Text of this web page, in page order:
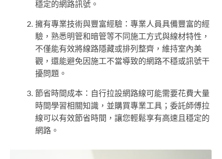
穩定的網路訊號。
擁有專業技術與豐富經驗：專業人員具備豐富的經
驗，熟悉明管和暗管等不同施工方式與線材特性，
不僅能有效將線路隱藏或排列整齊，維持室內美
觀，還能避免因施工不當導致的網路不穩或訊號干
擾問題。
節省時間成本：自行拉設網路線可能需要花費大量
時間學習相關知識，並購買專業工具；委託師傅拉
線可以有效節省時間，讓您輕鬆享有高速且穩定的
網路。